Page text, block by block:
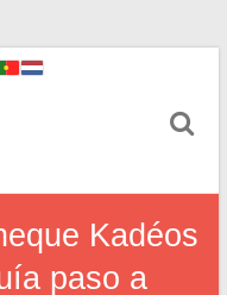
Kadéos
paso a